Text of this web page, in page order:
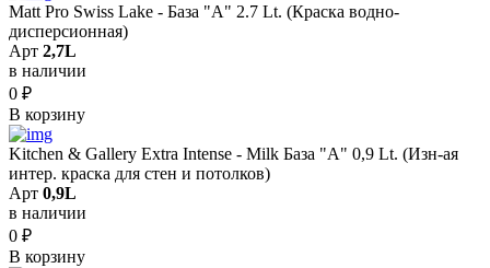
Matt Pro Swiss Lake - База "A" 2.7 Lt. (Краска водно-
дисперсионная)
Арт 2,7L
в наличии
0 ₽
В корзину
Kitchen & Gallery Extra Intense - Milk База "A" 0,9 Lt. (Изн-ая
интер. краска для стен и потолков)
Арт 0,9L
в наличии
0 ₽
В корзину